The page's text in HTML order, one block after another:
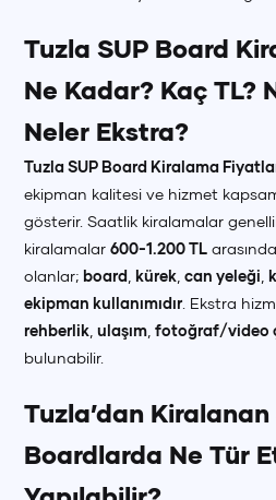
Tuzla SUP Board
Ne Kadar? Kaç TL?
Neler Ekstra?
Tuzla SUP Board Kiralama
ekipman kalitesi ve hizmet
gösterir. Saatlik kiralamalar
kiralamalar600-1.200 TL
olanlar; board kürek ,can yeleği
ekipman kullanımıdır . Ekstra
rehberlik ,ulaşım ,fotoğraf/video
bulunabilir.
Tuzla’dan Kiralanan
Boardlarda Ne Tür